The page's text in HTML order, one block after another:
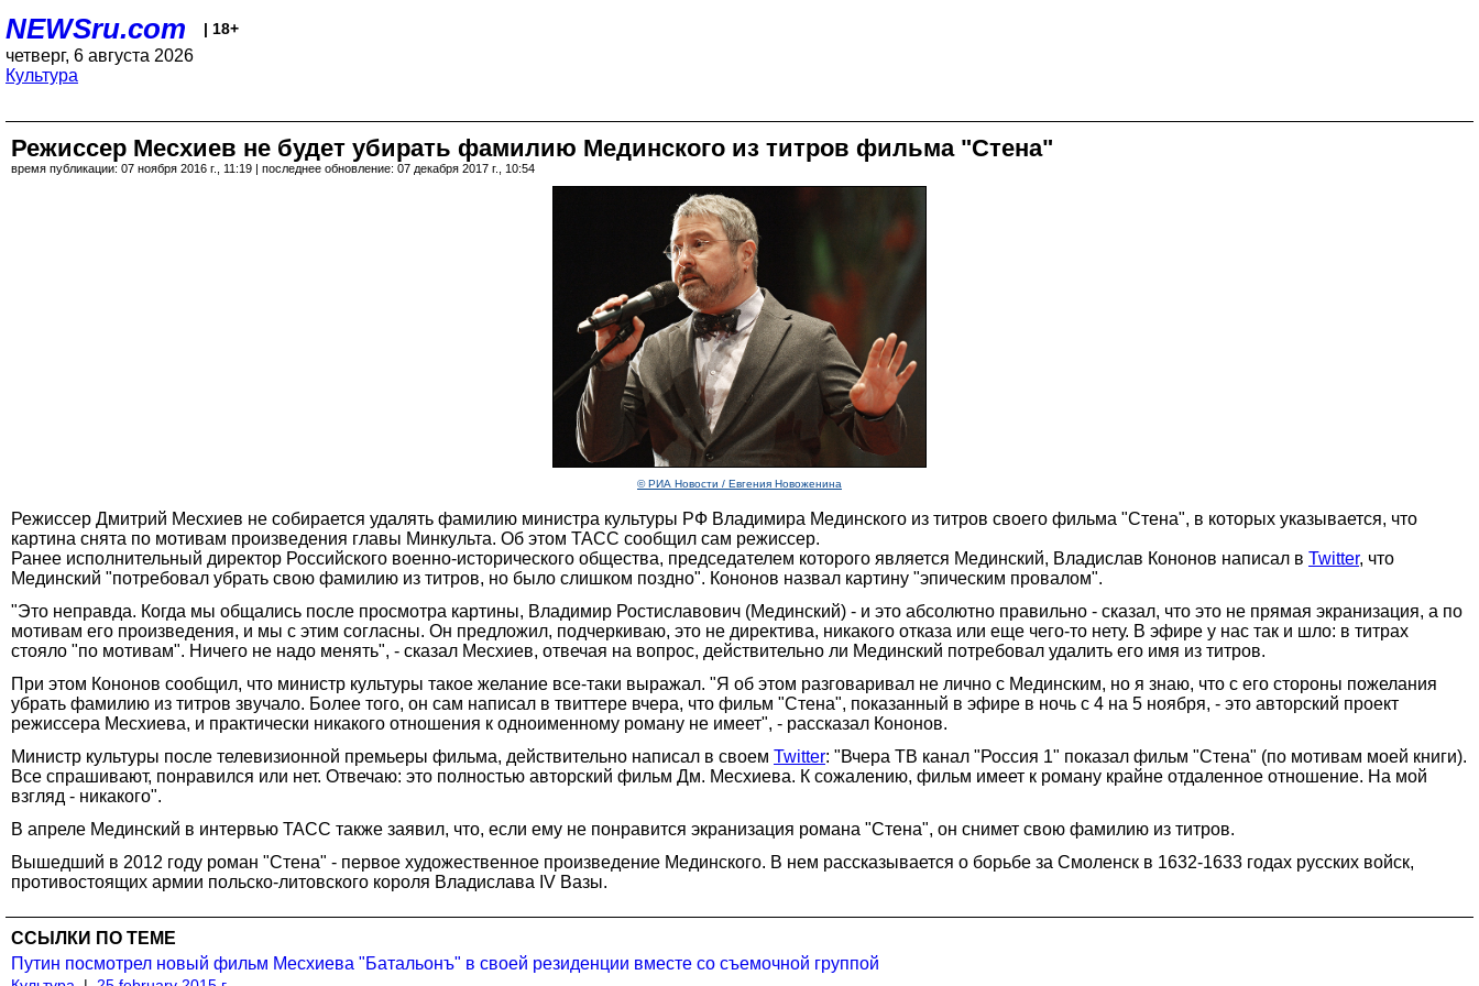
NEWSru.com | 18+
четверг, 6 августа 2026
Культура
Режиссер Месхиев не будет убирать фамилию Мединского из титров фильма "Стена"
время публикации: 07 ноября 2016 г., 11:19 | последнее обновление: 07 декабря 2017 г., 10:54
© РИА Новости / Евгения Новоженина
Режиссер Дмитрий Месхиев не собирается удалять фамилию министра культуры РФ Владимира Мединского из титров своего фильма "Стена", в которых указывается, что
картина снята по мотивам произведения главы Минкульта. Об этом ТАСС сообщил сам режиссер.
Ранее исполнительный директор Российского военно-исторического общества, председателем которого является Мединский, Владислав Кононов написал в Twitter, что
Мединский "потребовал убрать свою фамилию из титров, но было слишком поздно". Кононов назвал картину "эпическим провалом".
"Это неправда. Когда мы общались после просмотра картины, Владимир Ростиславович (Мединский) - и это абсолютно правильно - сказал, что это не прямая экранизация, а по
мотивам его произведения, и мы с этим согласны. Он предложил, подчеркиваю, это не директива, никакого отказа или еще чего-то нету. В эфире у нас так и шло: в титрах
стояло "по мотивам". Ничего не надо менять", - сказал Месхиев, отвечая на вопрос, действительно ли Мединский потребовал удалить его имя из титров.
При этом Кононов сообщил, что министр культуры такое желание все-таки выражал. "Я об этом разговаривал не лично с Мединским, но я знаю, что с его стороны пожелания
убрать фамилию из титров звучало. Более того, он сам написал в твиттере вчера, что фильм "Стена", показанный в эфире в ночь с 4 на 5 ноября, - это авторский проект
режиссера Месхиева, и практически никакого отношения к одноименному роману не имеет", - рассказал Кононов.
Министр культуры после телевизионной премьеры фильма, действительно написал в своем Twitter: "Вчера ТВ канал "Россия 1" показал фильм "Стена" (по мотивам моей книги).
Все спрашивают, понравился или нет. Отвечаю: это полностью авторский фильм Дм. Месхиева. К сожалению, фильм имеет к роману крайне отдаленное отношение. На мой
взгляд - никакого".
В апреле Мединский в интервью ТАСС также заявил, что, если ему не понравится экранизация романа "Стена", он снимет свою фамилию из титров.
Вышедший в 2012 году роман "Стена" - первое художественное произведение Мединского. В нем рассказывается о борьбе за Смоленск в 1632-1633 годах русских войск,
противостоящих армии польско-литовского короля Владислава IV Вазы.
ССЫЛКИ ПО ТЕМЕ
Путин посмотрел новый фильм Месхиева "Батальонъ" в своей резиденции вместе со съемочной группой